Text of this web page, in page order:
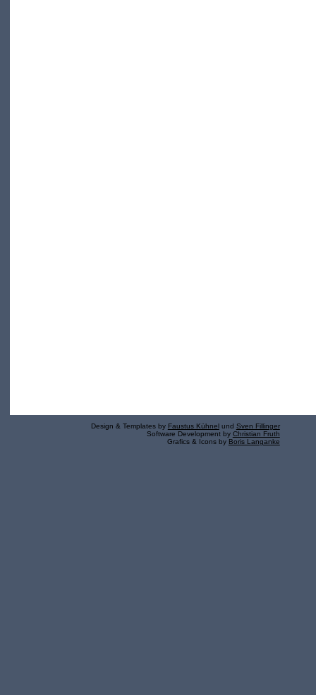
Design & Templates by Faustus Kühnel und Sven Fillinger
Software Development by Christian Fruth
Grafics & Icons by Boris Langanke